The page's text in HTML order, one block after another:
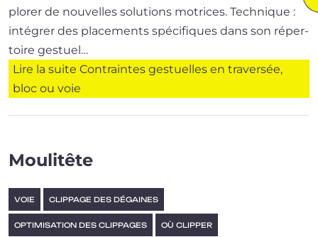
plo­rer de nou­velles solu­tions motrices. Technique :
inté­grer des pla­ce­ments spé­ci­fiques dans son réper­
toire gestuel…
Lire la suite Contraintes gestuelles en traversée,
bloc ou voie
Moulitête
VOIE CLIPPAGE DES DÉGAINES
OPTIMISATION DES CLIPPAGES OÙ CLIPPER